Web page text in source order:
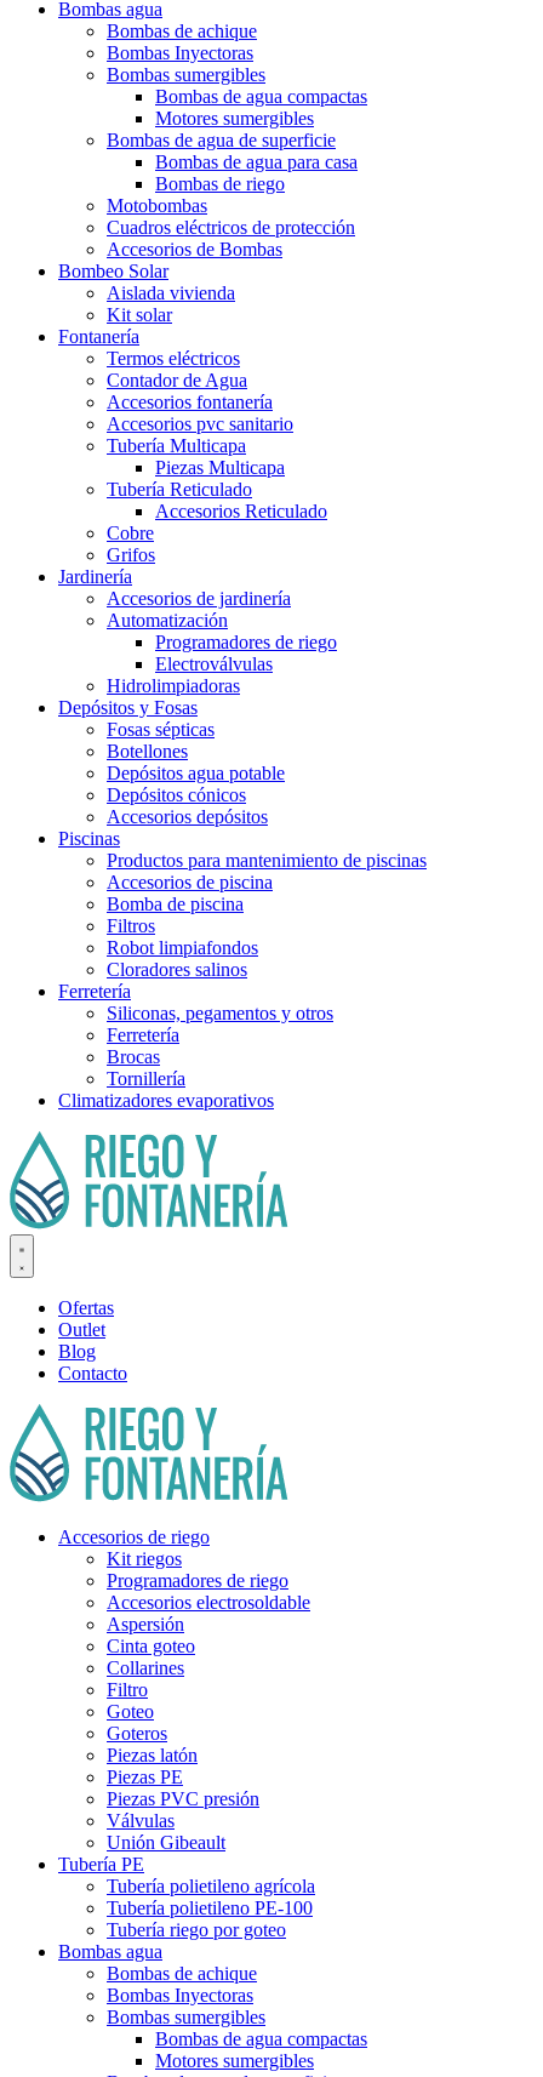
Bombas agua
Bombas de achique
Bombas Inyectoras
Bombas sumergibles
Bombas de agua compactas
Motores sumergibles
Bombas de agua de superficie
Bombas de agua para casa
Bombas de riego
Motobombas
Cuadros eléctricos de protección
Accesorios de Bombas
Bombeo Solar
Aislada vivienda
Kit solar
Fontanería
Termos eléctricos
Contador de Agua
Accesorios fontanería
Accesorios pvc sanitario
Tubería Multicapa
Piezas Multicapa
Tubería Reticulado
Accesorios Reticulado
Cobre
Grifos
Jardinería
Accesorios de jardinería
Automatización
Programadores de riego
Electroválvulas
Hidrolimpiadoras
Depósitos y Fosas
Fosas sépticas
Botellones
Depósitos agua potable
Depósitos cónicos
Accesorios depósitos
Piscinas
Productos para mantenimiento de piscinas
Accesorios de piscina
Bomba de piscina
Filtros
Robot limpiafondos
Cloradores salinos
Ferretería
Siliconas, pegamentos y otros
Ferretería
Brocas
Tornillería
Climatizadores evaporativos
Ofertas
Outlet
Blog
Contacto
Accesorios de riego
Kit riegos
Programadores de riego
Accesorios electrosoldable
Aspersión
Cinta goteo
Collarines
Filtro
Goteo
Goteros
Piezas latón
Piezas PE
Piezas PVC presión
Válvulas
Unión Gibeault
Tubería PE
Tubería polietileno agrícola
Tubería polietileno PE-100
Tubería riego por goteo
Bombas agua
Bombas de achique
Bombas Inyectoras
Bombas sumergibles
Bombas de agua compactas
Motores sumergibles